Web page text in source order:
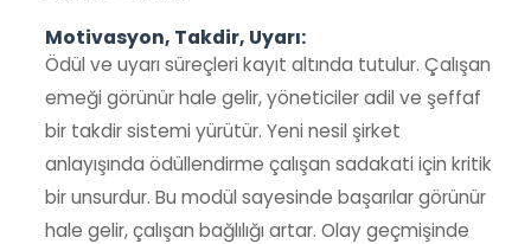
Motivasyon, Takdir, Uyarı:
Ödül ve uyarı süreçleri kayıt altında tutulur. Çalışan
emeği görünür hale gelir, yöneticiler adil ve şeffaf
bir takdir sistemi yürütür. Yeni nesil şirket
anlayışında ödüllendirme çalışan sadakati için kritik
bir unsurdur. Bu modül sayesinde başarılar görünür
hale gelir, çalışan bağlılığı artar. Olay geçmişinde